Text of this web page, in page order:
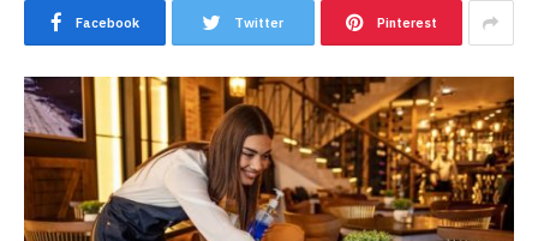
Facebook Twitter Pinterest